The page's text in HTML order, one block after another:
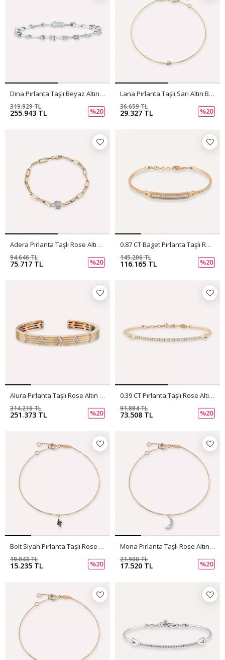
Dina Pırlanta Taşlı Beyaz Altın Bileklik
255.943 TL
319.929 TL
%20
Lana Pırlanta Taşlı Sarı Altın Bileklik
29.327 TL
36.659 TL
%20
Adera Pırlanta Taşlı Rose Altın Bileklik
75.717 TL
94.646 TL
%20
0.87 CT Baget Pırlanta Taşlı Rose Altın Bileklik
116.165 TL
145.206 TL
%20
Alura Pırlanta Taşlı Rose Altın Bileklik
251.373 TL
314.216 TL
%20
0.39 CT Pırlanta Taşlı Rose Altın Bileklik
73.508 TL
91.884 TL
%20
Bolt Siyah Pırlanta Taşlı Rose Altın Bileklik
15.235 TL
19.043 TL
%20
Mona Pırlanta Taşlı Rose Altın Bileklik
17.520 TL
21.900 TL
%20